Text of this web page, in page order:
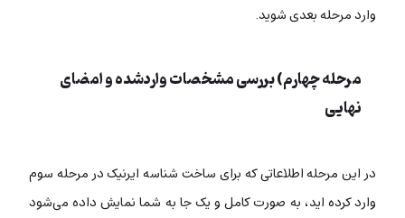
وارد مرحله بعدی شوید.
مرحله چهارم) بررسی مشخصات واردشده و امضای
نهایی
در این مرحله اطلاعاتی که برای ساخت شناسه ایرنیک در مرحله سوم
وارد کرده اید، به صورت کامل و یک جا به شما نمایش داده می‌شود